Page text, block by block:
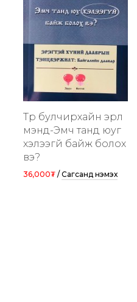
Түрүү булчирхайн эрүүл
мэнд-Эмч танд юуг
хэлээгүй байж болох
вэ?
36,000₮ / Сагсанд нэмэх